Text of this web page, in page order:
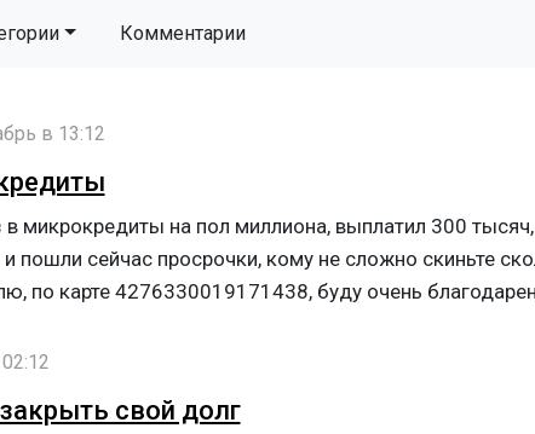
Комментарии
в 13:12
в микрокредиты на пол миллиона, выплатил 300
пошли сейчас просрочки, кому не сложно скиньте
по карте 4276330019171438, буду очень
свой долг